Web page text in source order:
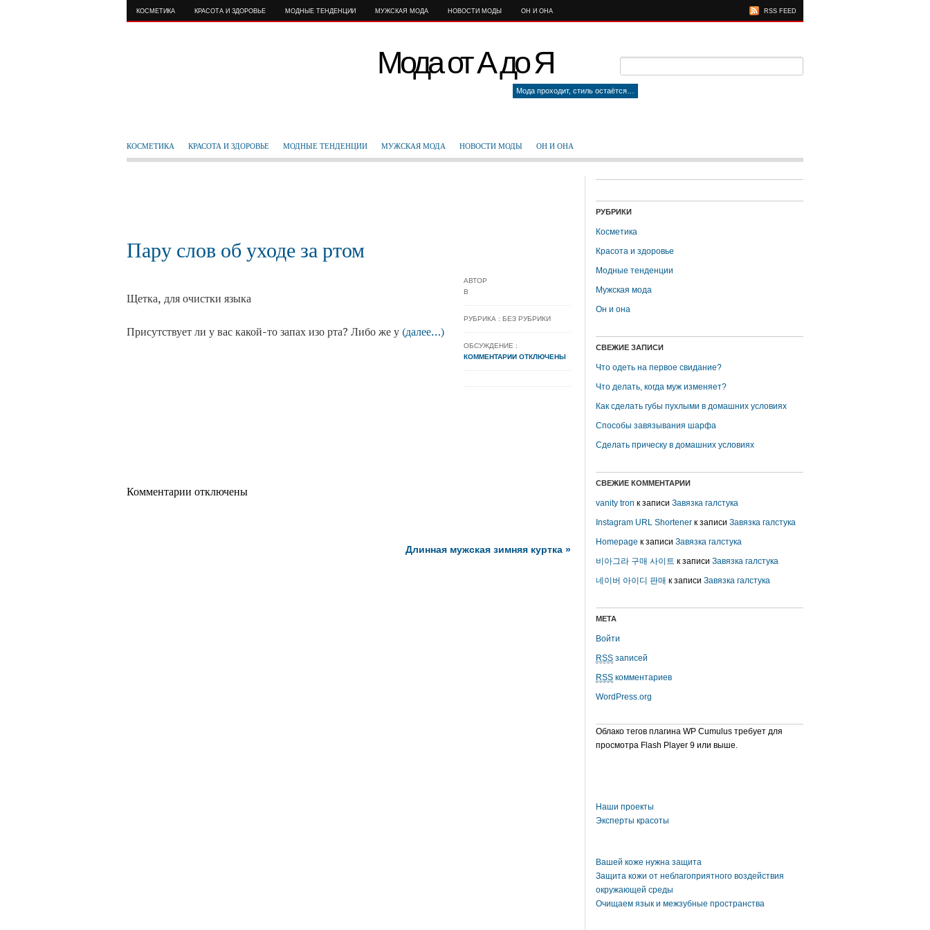
КОСМЕТИКА КРАСОТА И ЗДОРОВЬЕ МОДНЫЕ ТЕНДЕНЦИИ МУЖСКАЯ МОДА НОВОСТИ МОДЫ ОН И ОНА RSS FEED
Мода от А до Я
Мода проходит, стиль остаётся…
КОСМЕТИКА КРАСОТА И ЗДОРОВЬЕ МОДНЫЕ ТЕНДЕНЦИИ МУЖСКАЯ МОДА НОВОСТИ МОДЫ ОН И ОНА
Пару слов об уходе за ртом
АВТОР
В
РУБРИКА : БЕЗ РУБРИКИ
ОБСУЖДЕНИЕ :
КОММЕНТАРИИ ОТКЛЮЧЕНЫ
Щетка, для очистки языка
Присутствует ли у вас какой-то запах изо рта? Либо же у (далее…)
Комментарии отключены
Длинная мужская зимняя куртка »
РУБРИКИ
Косметика
Красота и здоровье
Модные тенденции
Мужская мода
Он и она
СВЕЖИЕ ЗАПИСИ
Что одеть на первое свидание?
Что делать, когда муж изменяет?
Как сделать губы пухлыми в домашних условиях
Способы завязывания шарфа
Сделать прическу в домашних условиях
СВЕЖИЕ КОММЕНТАРИИ
vanity tron к записи Завязка галстука
Instagram URL Shortener к записи Завязка галстука
Homepage к записи Завязка галстука
비아그라 구매 사이트 к записи Завязка галстука
네이버 아이디 판매 к записи Завязка галстука
МЕТА
Войти
RSS записей
RSS комментариев
WordPress.org
Облако тегов плагина WP Cumulus требует для
просмотра Flash Player 9 или выше.
Наши проекты
Эксперты красоты
Вашей коже нужна защита
Защита кожи от неблагоприятного воздействия
окружающей среды
Очищаем язык и межзубные пространства